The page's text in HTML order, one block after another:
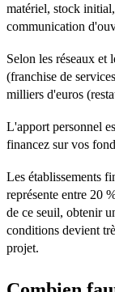
matériel, stock
communication
Selon les réseaux et
(franchise de
milliers d'euros
L'apport personnel
financez sur vos
Les établissements
représente entre 20
de ce seuil, obtenir
conditions devient
projet.